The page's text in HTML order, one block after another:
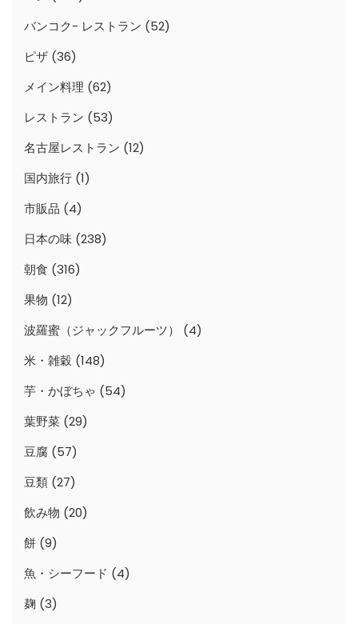
バンコク- レストラン (52)
ピザ (36)
メイン料理 (62)
レストラン (53)
名古屋レストラン (12)
国内旅行 (1)
市販品 (4)
日本の味 (238)
朝食 (316)
果物 (12)
波羅蜜（ジャックフルーツ）
(4)
米・雑穀 (148)
芋・かぼちゃ (54)
葉野菜 (29)
豆腐 (57)
豆類 (27)
飲み物 (20)
餅 (9)
魚・シーフード (4)
麹 (3)